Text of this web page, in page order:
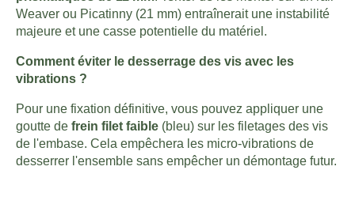
Weaver ou Picatinny (21 mm) entraînerait une instabilité
majeure et une casse potentielle du matériel.
Comment éviter le desserrage des vis avec les
vibrations ?
Pour une fixation définitive, vous pouvez appliquer une
goutte de frein filet faible (bleu) sur les filetages des vis
de l'embase. Cela empêchera les micro-vibrations de
desserrer l'ensemble sans empêcher un démontage futur.